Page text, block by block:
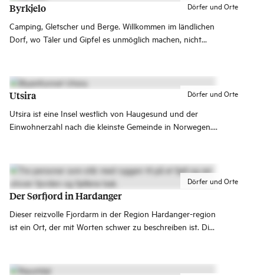
Dörfer und Orte
Byrkjelo
Camping, Gletscher und Berge. Willkommen im ländlichen
Dorf, wo Täler und Gipfel es unmöglich machen, nicht
Dörfer und Orte
Utsira
Utsira ist eine Insel westlich von Haugesund und der
Einwohnerzahl nach die kleinste Gemeinde in Norwegen.
Dörfer und Orte
Der Sørfjord in Hardanger
Dieser reizvolle Fjordarm in der Region Hardanger-region
ist ein Ort, der mit Worten schwer zu beschreiben ist. Dies